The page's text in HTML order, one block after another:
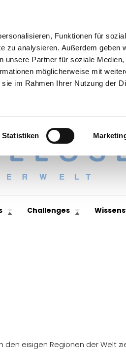
Funktionen für
zu analysieren. Außerdem geben
unsere Partner für soziale Medien,
möglicherweise mit
im Rahmen Ihrer Nutzung der
Statistiken
Challenges
den eisigen Regionen der Welt